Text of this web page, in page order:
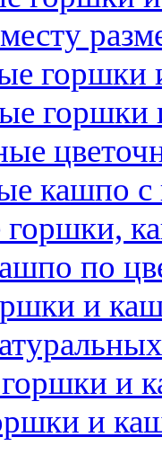
горшки
горшки
кашпо с
по
и
и
и